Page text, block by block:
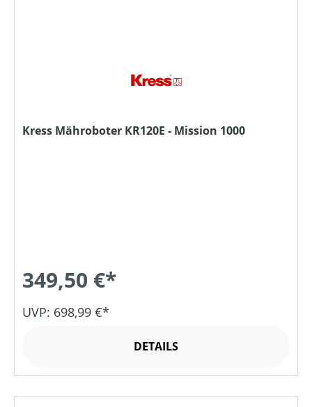
Kress Mähroboter KR120E - Mission 1000
349,50 €*
UVP: 698,99 €*
DETAILS